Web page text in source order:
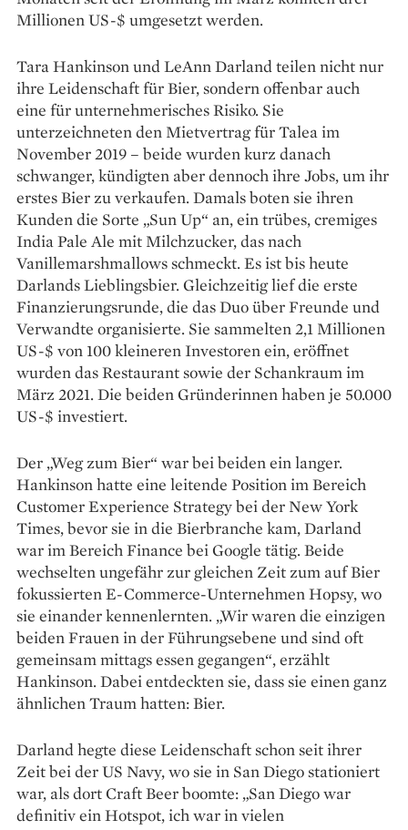
Millionen US-$ umgesetzt werden.
Tara Hankinson und LeAnn Darland teilen nicht nur
ihre Lei­denschaft für Bier, sondern offenbar auch
eine für unternehmerisches Risiko. Sie
unterzeichneten den Mietvertrag für Talea im
November 2019 – beide wurden kurz danach
schwanger, kündigten aber dennoch ihre Jobs, um ihr
erstes Bier zu verkaufen. Damals boten sie ihren
Kunden die Sorte „Sun Up“ an, ein trübes, cremiges
India Pale Ale mit Milch­zucker, das nach
Vanillemarsh­mallows schmeckt. Es ist bis heute
Darlands Lieblingsbier. Gleichzeitig lief die erste
Finanzierungsrunde, die das Duo über Freunde und
Verwandte organisierte. Sie sam­melten 2,1 Mil­lionen
US-$ von 100 kleineren Investoren ein, eröffnet
wurden das Restaurant sowie der Schankraum im
März 2021. Die beiden Gründerinnen haben je 50.000
US-$ investiert.
Der „Weg zum Bier“ war bei beiden ein langer.
Hankinson hatte eine leitende Position im Bereich
Customer Experience Strategy bei der New York
Times, bevor sie in die Bierbranche kam, Darland
war im Bereich Finance bei Google tätig. Beide
wechselten ungefähr zur gleichen Zeit zum auf Bier
fokus­sierten E-Commerce-Unternehmen Hopsy, wo
sie einander kennen­lernten. „Wir waren die einzigen
beiden Frauen in der Führungs­ebene und sind oft
gemeinsam mittags essen gegangen“, erzählt
Hankinson. Dabei entdeckten sie, dass sie einen ganz
ähnlichen Traum hatten: Bier.
Darland hegte diese Leidenschaft schon seit ihrer
Zeit bei der US Navy, wo sie in San Diego stationiert
war, als dort Craft Beer boomte: „San Diego war
definitiv ein Hotspot, ich war in vielen